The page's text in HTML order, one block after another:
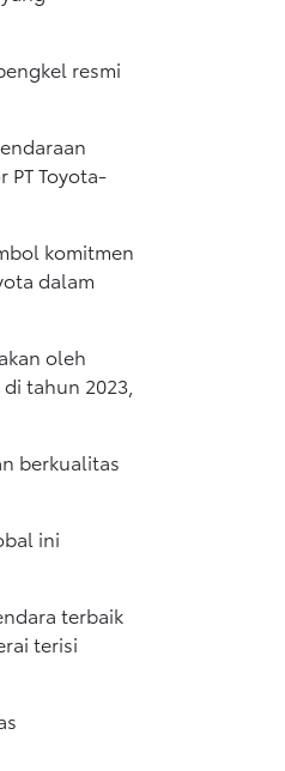
resmi
PT Toyota-
komitmen
dalam
oleh
tahun 2023,
berkualitas
ini
terbaik
terisi